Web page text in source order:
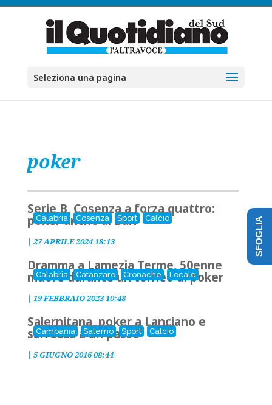
Seleziona una pagina
poker
Calabria Cosenza Sport Calcio
Serie B, Cosenza a forza quattro:
poker anche al Bari
| 27 APRILE 2024 18:13
Calabria Catanzaro Cronache Locale
Dramma a Lamezia Terme, 50enne
muore durante un torneo di poker
| 19 FEBBRAIO 2023 10:48
Campania Salerno Sport Calcio
Salernitana, poker a Lanciano e
salvezza a un passo
| 5 GIUGNO 2016 08:44
SFOGLIA